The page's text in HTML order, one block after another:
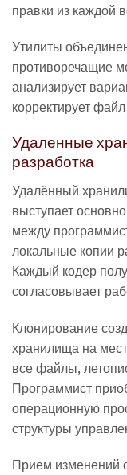
правки из каждой
Утилиты
противоречащие
анализирует
корректирует
Удаленные
разработка
Удалённый
выступает
между
локальные копии
Каждый кодер
согласовывает
Клонирование
хранилища на
все файлы,
Программист
операционную
структуры
Прием изменений